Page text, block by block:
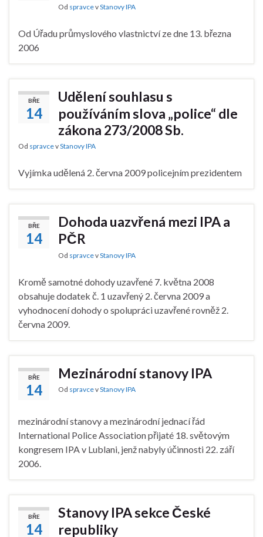
Od spravcevStanovy IPA
Od Úřadu průmyslového vlastnictví ze dne 13. března
2006
BŘE
14
Udělení souhlasu s
používáním slova „police“ dle
zákona 273/2008 Sb.
Od spravcevStanovy IPA
Vyjímka udělená 2. června 2009 policejním prezidentem
BŘE
14
Dohoda uazvřená mezi IPA a
PČR
Od spravcevStanovy IPA
Kromě samotné dohody uzavřené 7. května 2008
obsahuje dodatek č. 1 uzavřený 2. června 2009 a
vyhodnocení dohody o spolupráci uzavřené rovněž 2.
června 2009.
BŘE
14
Mezinárodní stanovy IPA
Od spravcevStanovy IPA
mezinárodní stanovy a mezinárodní jednací řád
International Police Association přijaté 18. světovým
kongresem IPA v Lublani, jenž nabyly účinnosti 22. září
2006.
BŘE
14
Stanovy IPA sekce České
republiky